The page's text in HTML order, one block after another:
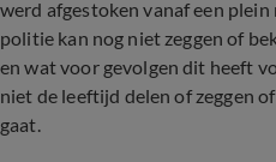
werd afgestoken vanaf een
politie kan nog niet zeggen of
en wat voor gevolgen dit heeft
niet de leeftijd delen of zeggen
gaat.